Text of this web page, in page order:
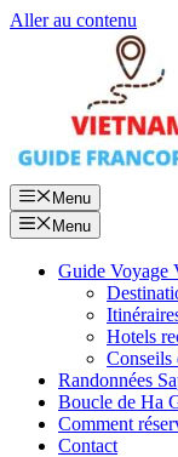
Aller au contenu
Menu
Menu
Guide Voyage
Hotels
Conseils
Randonnées
Boucle de Ha
Comment
Contact